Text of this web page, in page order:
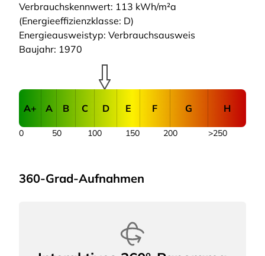
Verbrauchskennwert: 113 kWh/m²a
(Energieeffizienzklasse: D)
Energieausweistyp: Verbrauchsausweis
Baujahr: 1970
A+ A B C D E F G H
50 100 150 200
0 >250
360-Grad-Aufnahmen